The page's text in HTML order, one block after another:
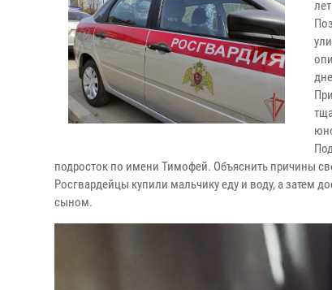
подросток по имени Тимофей. Объяснить причины
Росгвардейцы купили мальчику еду и воду, а затем
сыном.